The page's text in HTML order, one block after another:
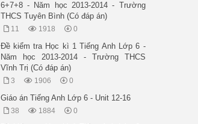
6+7+8 - Năm học 2013-2014 - Trường
THCS Tuyên Bình (Có đáp án)
11 1918 0
Đề kiểm tra Học kì 1 Tiếng Anh Lớp 6 -
Năm học 2013-2014 - Trường THCS
Vĩnh Trị (Có đáp án)
3 1906 0
Giáo án Tiếng Anh Lớp 6 - Unit 12-16
38 1884 0